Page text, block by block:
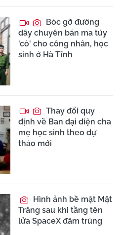
Bóc gỡ đường
dây chuyên bán ma túy
'cỏ' cho công nhân, học
sinh ở Hà Tĩnh
Thay đổi quy
định về Ban đại diện cha
mẹ học sinh theo dự
thảo mới
Hình ảnh bề mặt Mặt
Trăng sau khi tầng tên
lửa SpaceX đâm trúng